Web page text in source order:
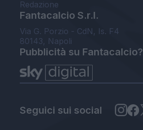
Redazione
Fantacalcio S.r.l.
Via G. Porzio - CdN, Is. F4
80143, Napoli
Pubblicità su Fantacalcio?
Seguici sui social